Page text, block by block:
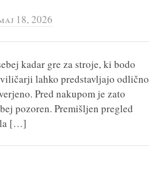
18, 2026
kadar gre za stroje, ki bodo
lahko predstavljajo odlično
Pred nakupom je zato
pozoren. Premišljen pregled
[…]